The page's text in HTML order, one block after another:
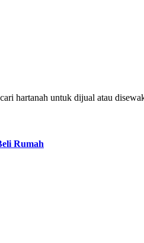
hartanah untuk dijual atau
Rumah